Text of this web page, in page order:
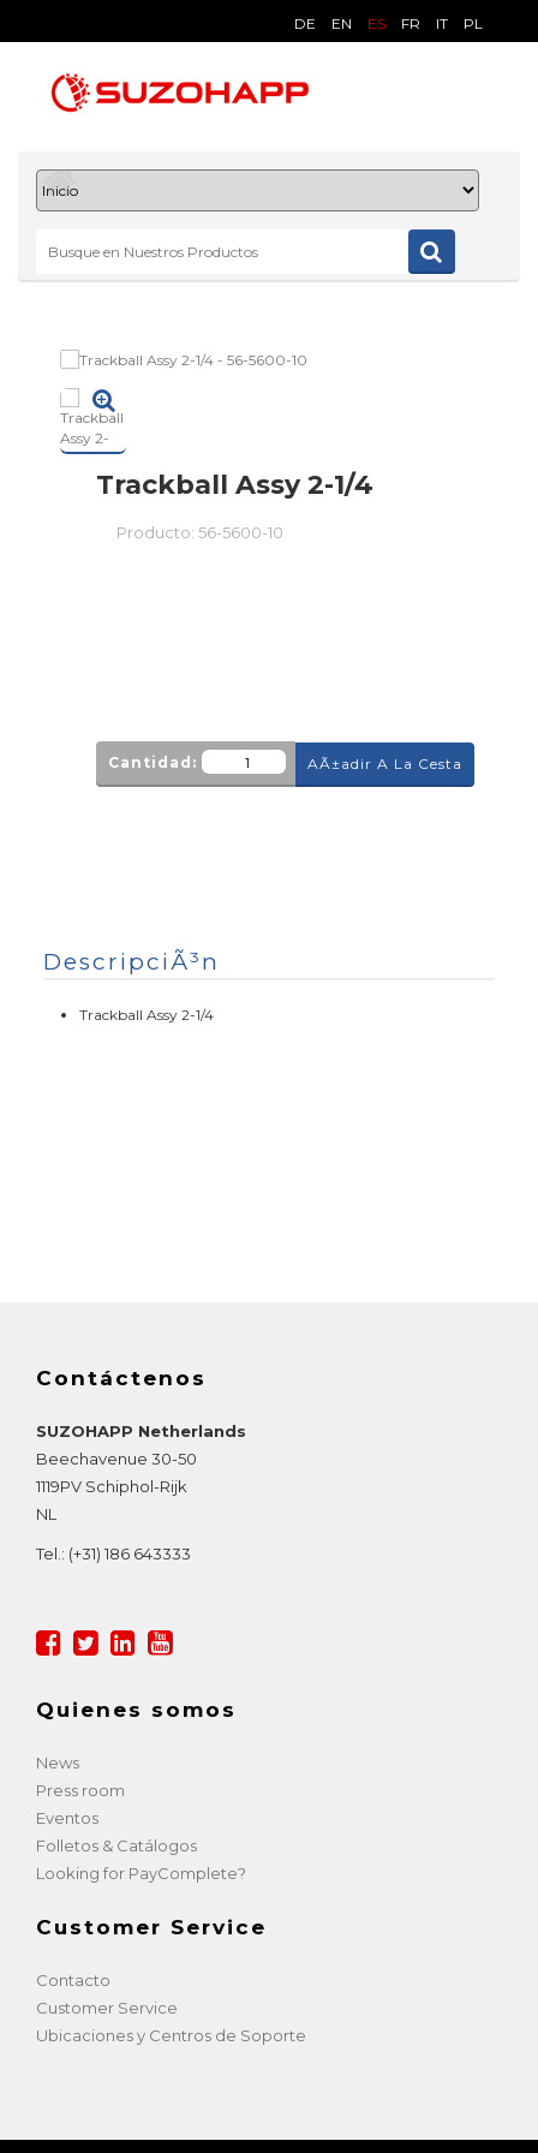
DE EN ES FR IT PL
Trackball Assy 2-1/4
Producto: 56-5600-10
Cantidad: AÃ±adir A La Cesta
DescripciÃ³n
Trackball Assy 2-1/4
Contáctenos
SUZOHAPP Netherlands
Beechavenue 30-50
1119PV Schiphol-Rijk
NL
Tel.: (+31) 186 643333
Quienes somos
News
Press room
Eventos
Folletos & Catálogos
Looking for PayComplete?
Customer Service
Contacto
Customer Service
Ubicaciones y Centros de Soporte